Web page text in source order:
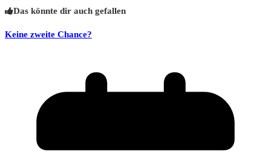
Das könnte dir auch gefallen
Keine zweite Chance?